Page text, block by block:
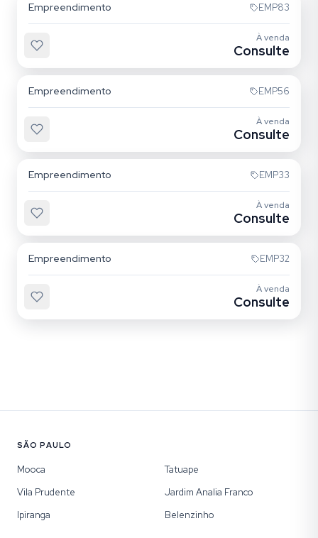
Empreendimento EMP83
À venda
Consulte
Empreendimento EMP56
À venda
Consulte
Empreendimento EMP33
À venda
Consulte
Empreendimento EMP32
À venda
Consulte
SÃO PAULO
Mooca
Tatuape
Vila Prudente
Jardim Analia Franco
Ipiranga
Belenzinho